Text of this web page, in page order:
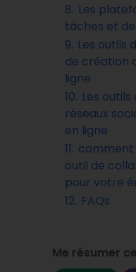
8. Les
tâches et
9. Les outils
de création
ligne
10. Les
réseaux
en ligne
11. comment
outil de
pour votre
12. FAQs
Me résumer